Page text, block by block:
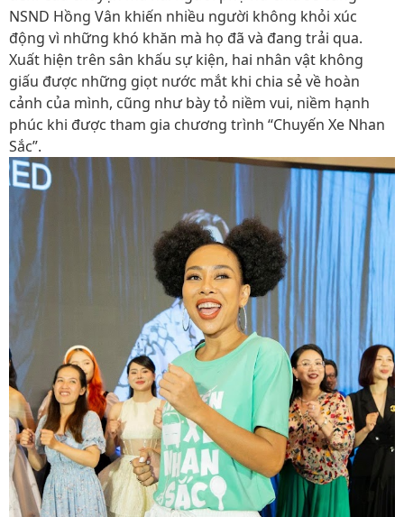
NSND Hồng Vân khiến nhiều người không khỏi xúc
động vì những khó khăn mà họ đã và đang trải qua.
Xuất hiện trên sân khấu sự kiện, hai nhân vật không
giấu được những giọt nước mắt khi chia sẻ về hoàn
cảnh của mình, cũng như bày tỏ niềm vui, niềm hạnh
phúc khi được tham gia chương trình “Chuyến Xe Nhan
Sắc”.